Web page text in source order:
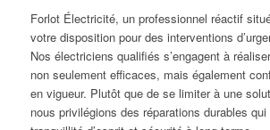
Forlot Électricité, un professionnel réactif
votre disposition pour des interventions
Nos électriciens qualifiés s’engagent à
non seulement efficaces, mais également
en vigueur. Plutôt que de se limiter à une
nous privilégions des réparations durables